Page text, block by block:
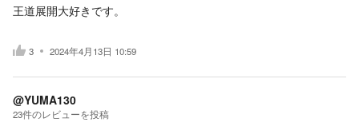
王道展開大好きです。
3 2024年4月13日 10:59
@YUMA130
23件のレビューを投稿